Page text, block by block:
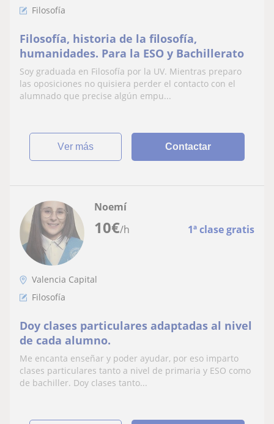
Filosofía
Filosofía, historia de la filosofía,
humanidades. Para la ESO y Bachillerato
Soy graduada en Filosofía por la UV. Mientras preparo
las oposiciones no quisiera perder el contacto con el
alumnado que precise algún empu...
ver más Contactar
10€/h 1ª clase gratis
Noemí
Valencia Capital
Filosofía
Doy clases particulares adaptadas al nivel
de cada alumno.
Me encanta enseñar y poder ayudar, por eso imparto
clases particulares tanto a nivel de primaria y ESO como
de bachiller. Doy clases tanto...